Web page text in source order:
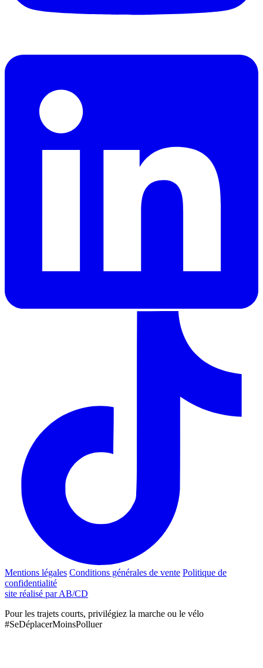
Mentions légales Conditions générales de vente Politique de
confidentialité
site réalisé par AB/CD
Pour les trajets courts, privilégiez la marche ou le vélo
#SeDéplacerMoinsPolluer